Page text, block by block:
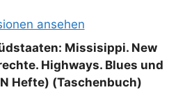
ansehen
Missisippi. New
Highways. Blues und
Hefte) (Taschenbuch)